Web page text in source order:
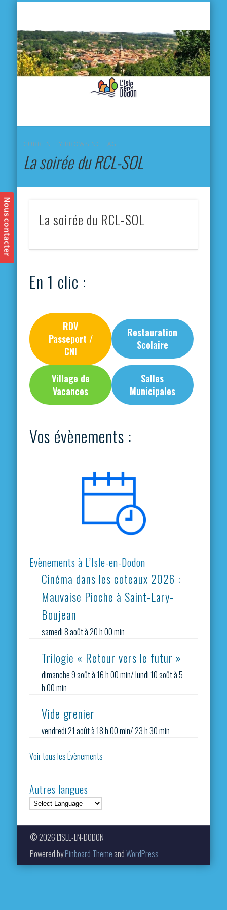
CURRENTLY BROWSING TAG
La soirée du RCL-SOL
La soirée du RCL-SOL
En 1 clic :
RDV
Passeport /
CNI
Restauration
Scolaire
Village de
Vacances
Salles
Municipales
Vos évènements :
Evènements à L’Isle-en-Dodon
Cinéma dans les coteaux 2026 :
Mauvaise Pioche à Saint-Lary-
Boujean
samedi 8 août à 20 h 00 min
Trilogie « Retour vers le futur »
dimanche 9 août à 16 h 00 min/lundi 10 août à 5
h 00 min
Vide grenier
vendredi 21 août à 18 h 00 min/23 h 30 min
Voir tous les Évènements
Autres langues
© 2026 L'ISLE-EN-DODON
Powered byPinboard Theme andWordPress